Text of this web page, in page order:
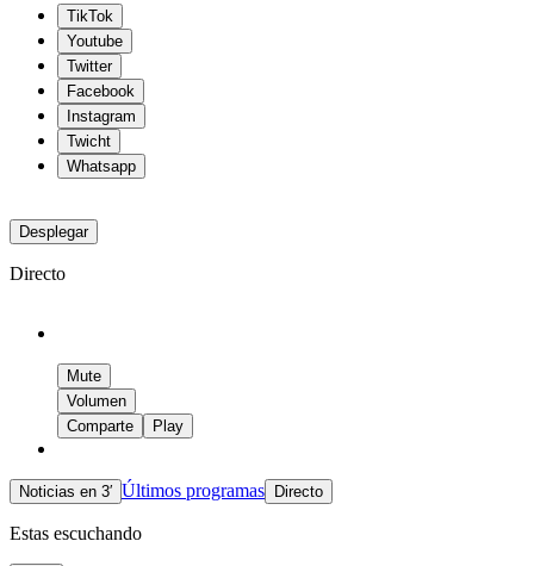
TikTok
Youtube
Twitter
Facebook
Instagram
Twicht
Whatsapp
Desplegar
Directo
Mute
Volumen
Comparte
Play
Noticias en 3′ Últimos programas Directo
Estas escuchando